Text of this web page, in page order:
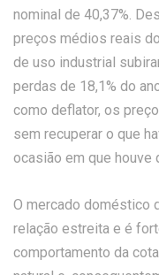
nominal de 40,37%.
preços médios reais
de uso industrial
perdas de 18,1% do
como deflator, os
sem recuperar o que
ocasião em que houve
O mercado doméstico
relação estreita e é
comportamento da